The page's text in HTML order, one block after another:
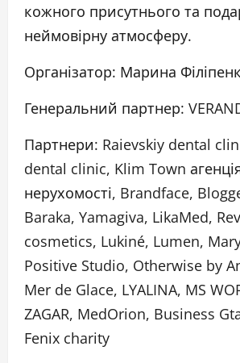
кожного присутнього та
неймовірну атмосферу.
Організатор: Марина
Генеральний партнер:
Партнери: Raievskiy dental
dental clinic, Klim Town
нерухомості, Brandface,
Baraka, Yamagiva, LikaMed,
cosmetics, Lukiné, Lumen,
Positive Studio, Otherwise by
Mer de Glace, LYALINA, MS
ZAGAR, MedOrion, Business
Fenix charity